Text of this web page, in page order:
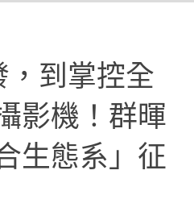
，到掌控全
影機！群暉
生態系」征